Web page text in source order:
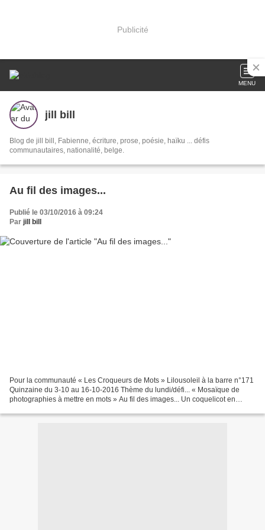
Publicité
MENU
jill bill
Blog de jill bill, Fabienne, écriture, prose, poésie, haïku ... défis
communautaires, nationalité, belge.
Au fil des images...
Publié le 03/10/2016 à 09:24
Par jill bill
Pour la communauté « Les Croqueurs de Mots » Lilousoleil à la barre n°171
Quinzaine du 3-10 au 16-10-2016 Thème du lundi/défi... « Mosaïque de
photographies à mettre en mots » Au fil des images... Un coquelicot en